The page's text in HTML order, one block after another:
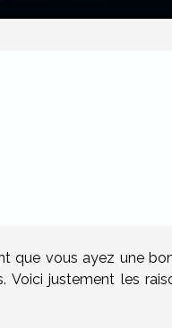
que vous ayez une
Voici justement les